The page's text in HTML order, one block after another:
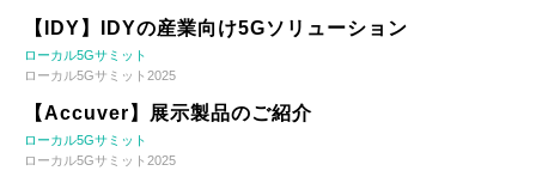
【IDY】IDYの産業向け5Gソリューション
ローカル5Gサミット
ローカル5Gサミット2025
【Accuver】展示製品のご紹介
ローカル5Gサミット
ローカル5Gサミット2025